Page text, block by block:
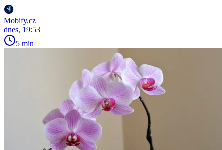
Mobify.cz
dnes, 19:53
5 min